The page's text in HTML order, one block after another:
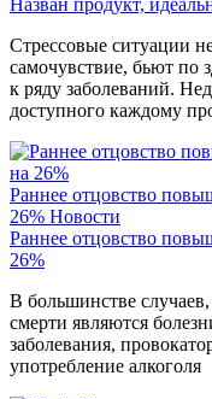
Назван продукт,
Стрессовые ситуации
самочувствие, бьют по
к ряду заболеваний.
доступного каждому
Раннее отцовство
26% Новости
Раннее отцовство
26%
В большинстве
смерти являются
заболевания,
употребление алкоголя